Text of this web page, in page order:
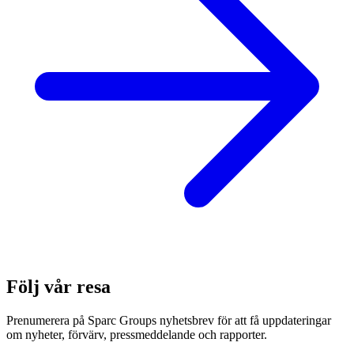
Följ vår resa
Prenumerera på Sparc Groups nyhetsbrev för att få uppdateringar
om nyheter, förvärv, pressmeddelande och rapporter.